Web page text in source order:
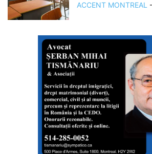
ACCENT MONTREAL -